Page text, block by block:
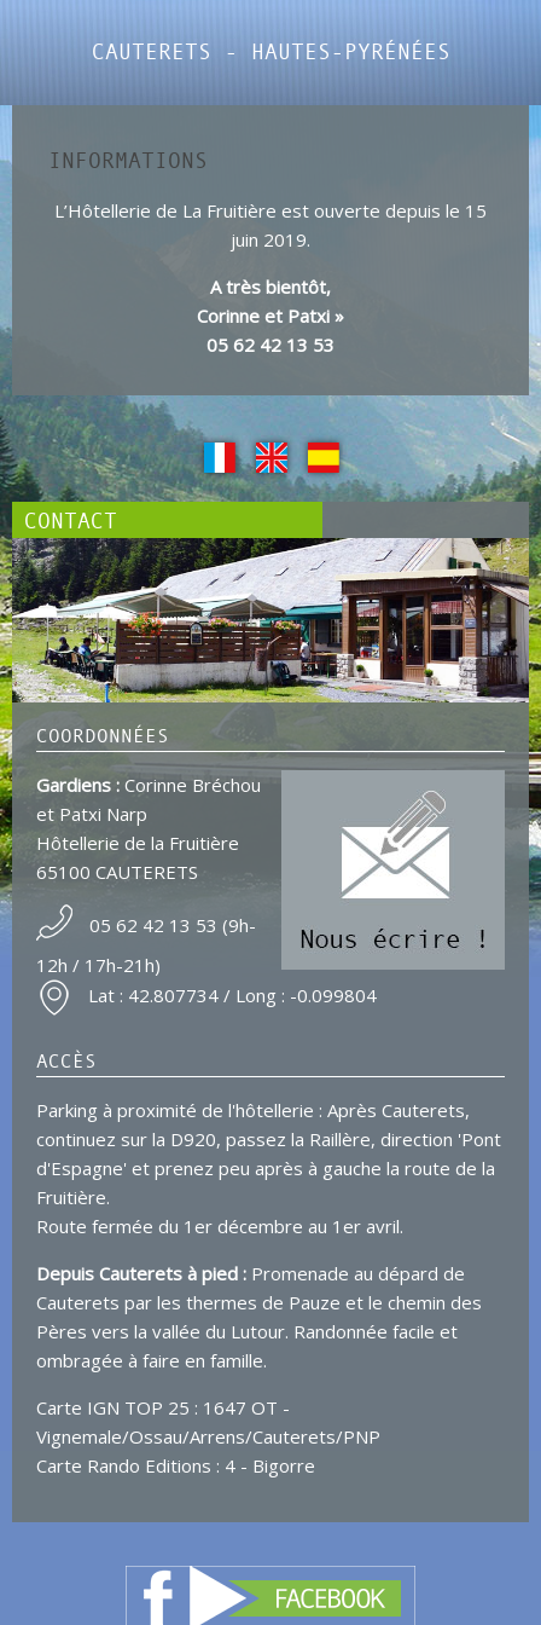
CAUTERETS - HAUTES-PYRÉNÉES
INFORMATIONS
L’Hôtellerie de La Fruitière est ouverte depuis le 15
juin 2019.
A très bientôt,
Corinne et Patxi »
05 62 42 13 53
CONTACT
COORDONNÉES
Gardiens : Corinne Bréchou
et Patxi Narp
Hôtellerie de la Fruitière
65100 CAUTERETS
05 62 42 13 53 (9h-
12h / 17h-21h)
Lat : 42.807734 / Long : -0.099804
ACCÈS
Parking à proximité de l'hôtellerie : Après Cauterets,
continuez sur la D920, passez la Raillère, direction 'Pont
d'Espagne' et prenez peu après à gauche la route de la
Fruitière.
Route fermée du 1er décembre au 1er avril.
Depuis Cauterets à pied : Promenade au dépard de
Cauterets par les thermes de Pauze et le chemin des
Pères vers la vallée du Lutour. Randonnée facile et
ombragée à faire en famille.
Carte IGN TOP 25 : 1647 OT -
Vignemale/Ossau/Arrens/Cauterets/PNP
Carte Rando Editions : 4 - Bigorre